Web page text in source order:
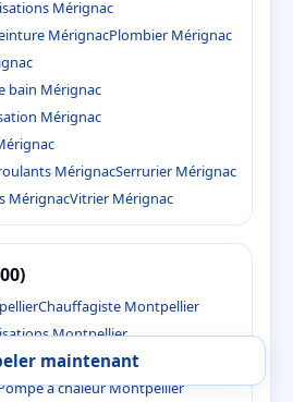
Mérignac
MérignacPlombier Mérignac
bain Mérignac
Mérignac
MérignacSerrurier Mérignac
MérignacVitrier Mérignac
Chauffagiste Montpellier
Montpellier
Peinture Montpellier
à chaleur Montpellier
maintenant